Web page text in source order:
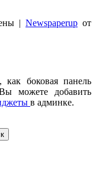
| Newspaperup от
боковая панель
можете добавить
в админке.